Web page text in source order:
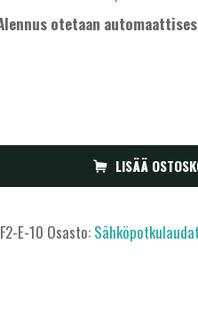
otetaan
LISÄÄ
E-10 Osasto: Sähköpotkulaudat